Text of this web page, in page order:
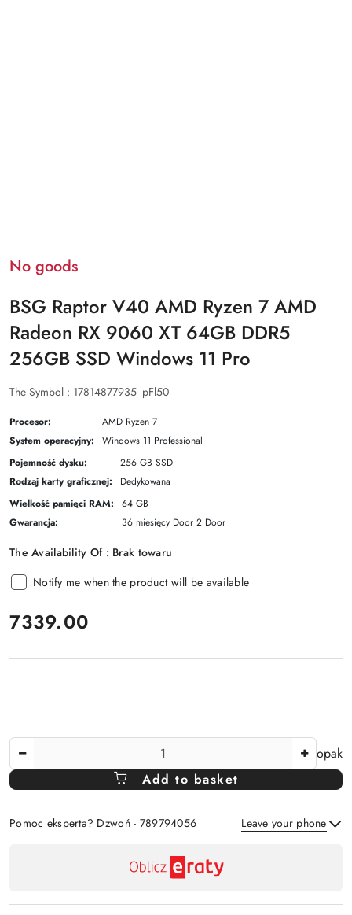
No goods
BSG Raptor V40 AMD Ryzen 7 AMD
Radeon RX 9060 XT 64GB DDR5
256GB SSD Windows 11 Pro
The Symbol : 17814877935_pFl50
Procesor:
AMD Ryzen 7
System operacyjny:
Windows 11 Professional
Pojemność dysku:
256 GB SSD
Rodzaj karty graficznej:
Dedykowana
Wielkość pamięci RAM:
64 GB
Gwarancja:
36 miesięcy Door 2 Door
The Availability Of : Brak towaru
Notify me when the product will be available
price:
7339.00
Amount
Of
opak
Add to basket
Pomoc eksperta? Dzwoń - 789794056 Leave your phone
and